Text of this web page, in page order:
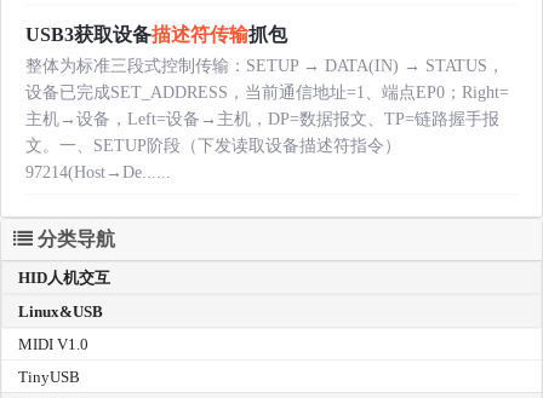
USB3获取设备描述符传输抓包
整体为标准三段式控制传输：SETUP → DATA(IN) → STATUS，
设备已完成SET_ADDRESS，当前通信地址=1、端点EP0；Right=
主机→设备，Left=设备→主机，DP=数据报文、TP=链路握手报
文。一、SETUP阶段（下发读取设备描述符指令）
97214(Host→De......
分类导航
HID人机交互
Linux&USB
MIDI V1.0
TinyUSB